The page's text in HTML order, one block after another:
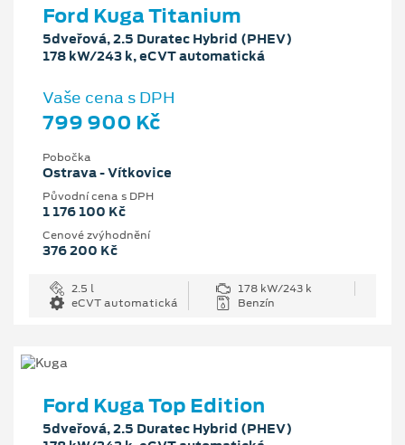
Ford Kuga Titanium
5dveřová, 2.5 Duratec Hybrid (PHEV)
178 kW/243 k, eCVT automatická
Vaše cena s DPH
799 900 Kč
Pobočka
Ostrava - Vítkovice
Původní cena s DPH
1 176 100 Kč
Cenové zvýhodnění
376 200 Kč
2.5 l
178 kW/243 k
eCVT automatická
Benzín
Ford Kuga Top Edition
5dveřová, 2.5 Duratec Hybrid (PHEV)